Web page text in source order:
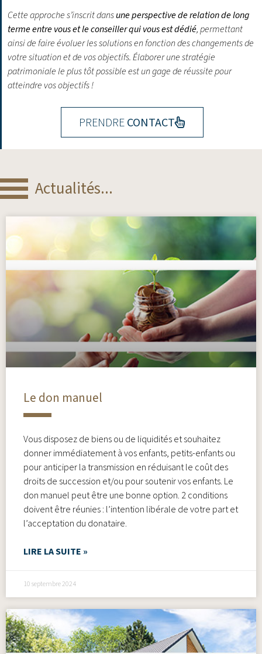
Cette approche s’inscrit dansune perspective de relation de long
terme entre vous et le conseiller qui vous est dédié, permettant
ainsi de faire évoluer les solutions en fonction des changements de
votre situation et de vos objectifs.Élaborer une stratégie
patrimoniale le plus tôt possible est un gage de réussite pour
atteindre vos objectifs !
PRENDRE CONTACT
Actualités...
Le don manuel
Vous disposez de biens ou de liquidités et souhaitez
donner immédiatement à vos enfants, petits-enfants ou
pour anticiper la transmission en réduisant le coût des
droits de succession et/ou pour soutenir vos enfants. Le
don manuel peut être une bonne option. 2 conditions
doivent être réunies : l’intention libérale de votre part et
l’acceptation du donataire.
LIRE LA SUITE »
10 septembre 2024